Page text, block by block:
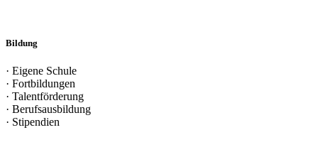
Bildung
· Eigene Schule
· Fortbildungen
· Talentförderung
· Berufsausbildung
· Stipendien